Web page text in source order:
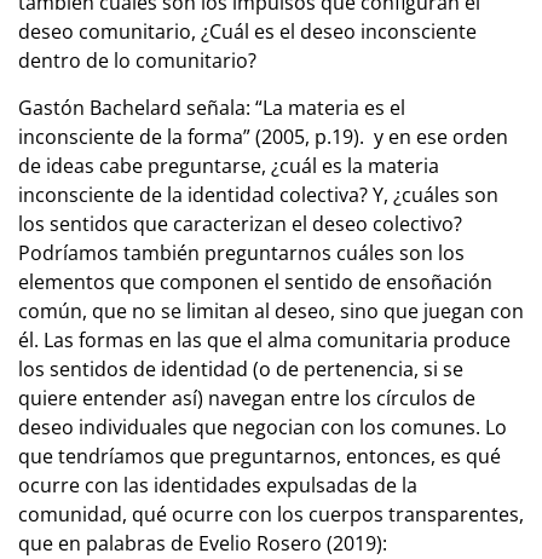
deseo comunitario, ¿Cuál es el deseo inconsciente
dentro de lo comunitario?
Gastón Bachelard señala: “La materia es el
inconsciente de la forma” (2005, p.19). y en ese orden
de ideas cabe preguntarse, ¿cuál es la materia
inconsciente de la identidad colectiva? Y, ¿cuáles son
los sentidos que caracterizan el deseo colectivo?
Podríamos también preguntarnos cuáles son los
elementos que componen el sentido de ensoñación
común, que no se limitan al deseo, sino que juegan con
él. Las formas en las que el alma comunitaria produce
los sentidos de identidad (o de pertenencia, si se
quiere entender así) navegan entre los círculos de
deseo individuales que negocian con los comunes. Lo
que tendríamos que preguntarnos, entonces, es qué
ocurre con las identidades expulsadas de la
comunidad, qué ocurre con los cuerpos transparentes,
que en palabras de Evelio Rosero (2019):